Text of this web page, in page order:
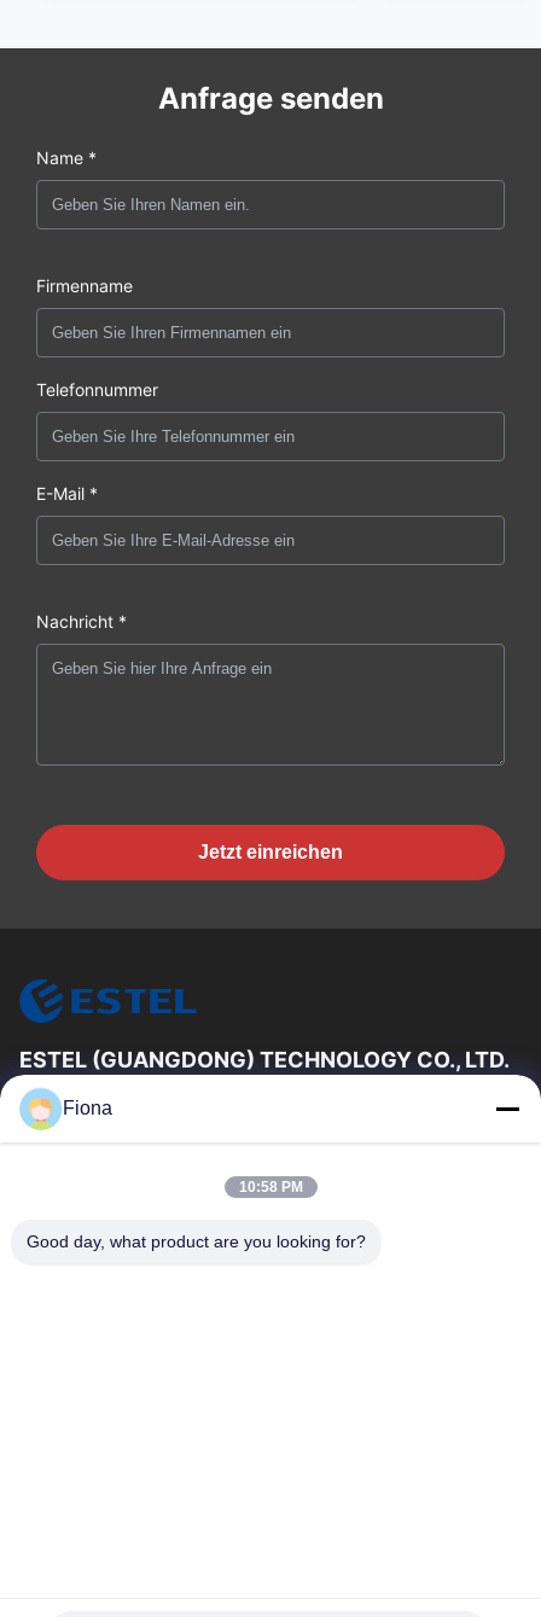
Anfrage senden
Name *
Firmenname
Telefonnummer
E-Mail *
Nachricht *
Jetzt einreichen
ESTEL (GUANGDONG) TECHNOLOGY CO., LTD.
Es ist nicht möglich, dass die Kommission in diesem Fall eine
Entscheidung über die Einführung einer neuen Regelung
Zu Hause
Neues
Fiona
10:58 PM
Good day, what product are you looking for?